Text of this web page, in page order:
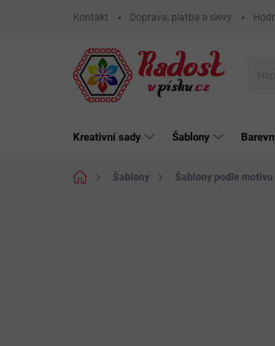
Kontakt Doprava, platba a slevy
Kreativní sady Šablony
Domů Šablony Šablony podle motivu